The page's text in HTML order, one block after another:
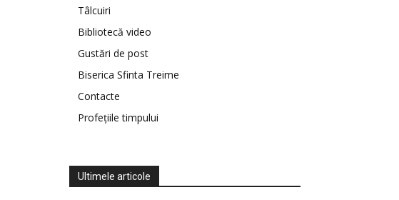
Tâlcuiri
Bibliotecă video
Gustări de post
Biserica Sfinta Treime
Contacte
Profețiile timpului
Ultimele articole